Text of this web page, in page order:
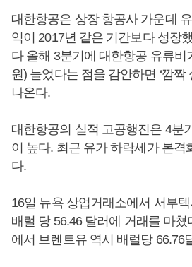
대한항공은 상장 항공사 가운데
익이 2017년 같은 기간보다 성장
다 올해 3분기에 대한항공 유류비
원) 늘었다는 점을 감안하면 ‘깜짝
나온다.
대한항공의 실적 고공행진은 4분
이 높다. 최근 유가 하락세가 본격
다.
16일 뉴욕 상업거래소에서 서부
배럴 당 56.46 달러에 거래를 마
에서 브렌트유 역시 배럴당 66.76